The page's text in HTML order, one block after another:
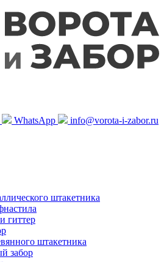
WhatsApp
info@vorota-i-zabor.ru
штакетника
гиттер
штакетника
забор